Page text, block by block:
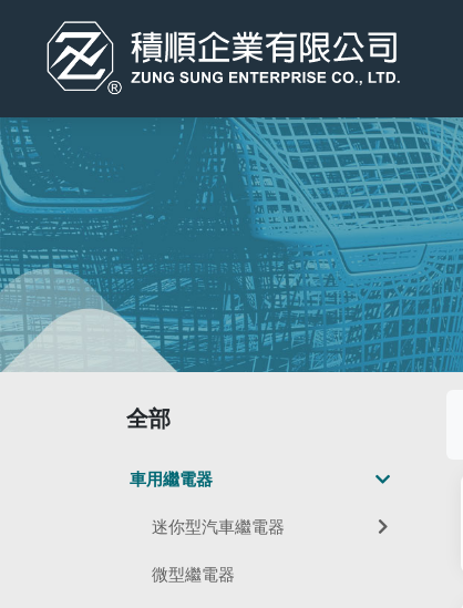
全部
車用繼電器
迷你型汽車繼電器
微型繼電器